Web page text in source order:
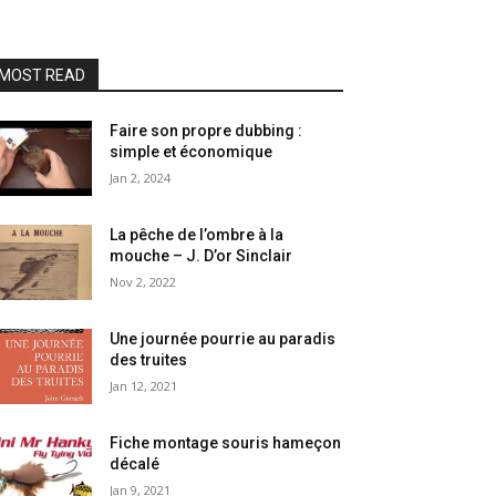
MOST READ
Faire son propre dubbing :
simple et économique
Jan 2, 2024
La pêche de l’ombre à la
mouche – J. D’or Sinclair
Nov 2, 2022
Une journée pourrie au paradis
des truites
Jan 12, 2021
Fiche montage souris hameçon
décalé
Jan 9, 2021